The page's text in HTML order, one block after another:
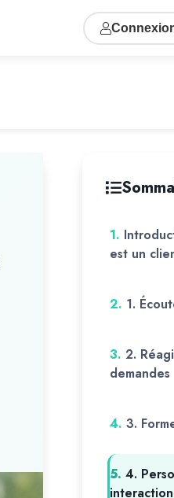
1.
est un
2. 1.
3. 2.
demandes
4. 3.
5. 4.
interaction